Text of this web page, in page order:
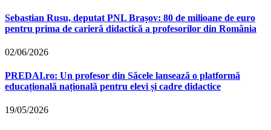
Sebastian Rusu, deputat PNL Brașov: 80 de milioane de euro
pentru prima de carieră didactică a profesorilor din România
02/06/2026
PREDAI.ro: Un profesor din Săcele lansează o platformă
educațională națională pentru elevi și cadre didactice
19/05/2026